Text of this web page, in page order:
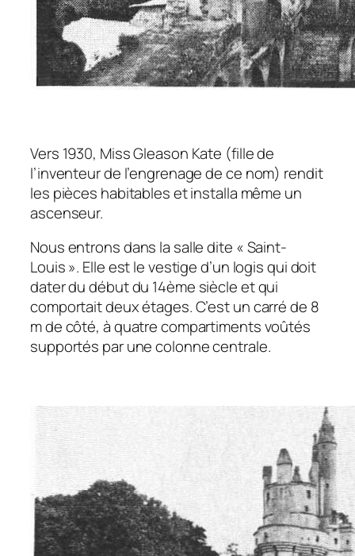
Vers 1930, Miss Gleason Kate (fille de
l’inventeur de l’engrenage de ce nom) rendit
les pièces habitables et installa même un
ascenseur.
Nous entrons dans la salle dite « Saint-
Louis ». Elle est le vestige d’un logis qui doit
dater du début du 14ème siècle et qui
comportait deux étages. C’est un carré de 8
m de côté, à quatre compartiments voûtés
supportés par une colonne centrale.